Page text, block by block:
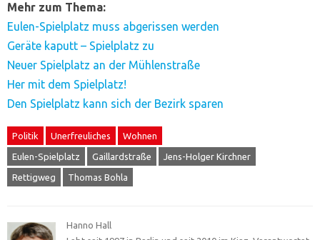
Mehr zum Thema:
Eulen-Spielplatz muss abgerissen werden
Geräte kaputt – Spielplatz zu
Neuer Spielplatz an der Mühlenstraße
Her mit dem Spielplatz!
Den Spielplatz kann sich der Bezirk sparen
Politik Unerfreuliches Wohnen
Eulen-Spielplatz Gaillardstraße Jens-Holger Kirchner
Rettigweg Thomas Bohla
Hanno Hall